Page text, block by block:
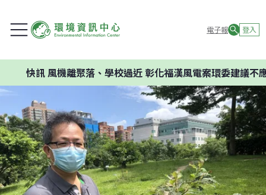
電子報 登入
機離聚落、學校過近 彰化福漢風電案環委建議不應開發